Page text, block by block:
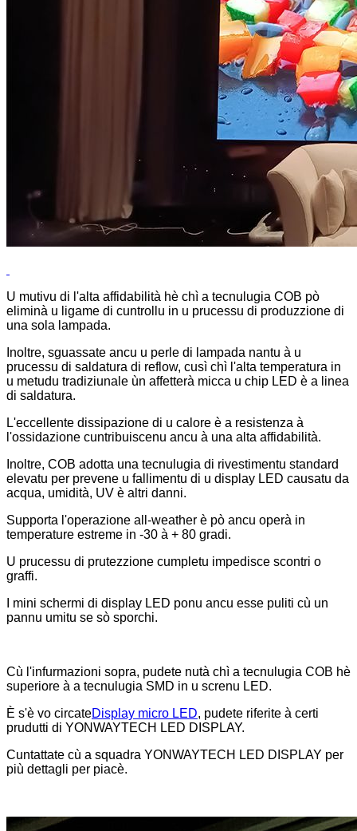
U mutivu di l'alta affidabilità hè chì a tecnulugia COB pò
eliminà u ligame di cuntrollu in u prucessu di produzzione di
una sola lampada.
Inoltre, sguassate ancu u perle di lampada nantu à u
prucessu di saldatura di reflow, cusì chì l'alta temperatura in
u metudu tradiziunale ùn affetterà micca u chip LED è a linea
di saldatura.
L'eccellente dissipazione di u calore è a resistenza à
l'ossidazione cuntribuiscenu ancu à una alta affidabilità.
Inoltre, COB adotta una tecnulugia di rivestimentu standard
elevatu per prevene u fallimentu di u display LED causatu da
acqua, umidità, UV è altri danni.
Supporta l'operazione all-weather è pò ancu operà in
temperature estreme in -30 à + 80 gradi.
U prucessu di prutezzione cumpletu impedisce scontri o
graffi.
I mini schermi di display LED ponu ancu esse puliti cù un
pannu umitu se sò sporchi.
Cù l'infurmazioni sopra, pudete nutà chì a tecnulugia COB hè
superiore à a tecnulugia SMD in u screnu LED.
È s'è vo circateDisplay micro LED, pudete riferite à certi
prudutti di YONWAYTECH LED DISPLAY.
Cuntattate cù a squadra YONWAYTECH LED DISPLAY per
più dettagli per piacè.